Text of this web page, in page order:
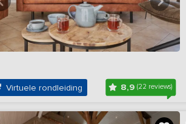
Virtuele rondleiding 8,9(22 reviews)